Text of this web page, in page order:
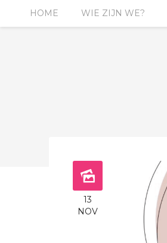
HOME WIE ZIJN WE?
13
NOV